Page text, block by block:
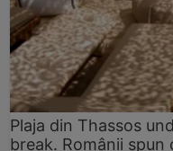
Plaja din Thassos
break. Românii spun